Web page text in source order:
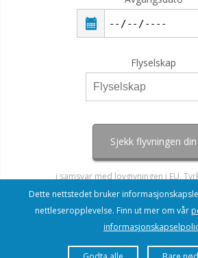
Flyselskap
Sjekk flyvningen din
i samsvar med lovgivningen i EU,
Dette nettstedet bruker
nettleseropplevelse. Finn ut mer om vår